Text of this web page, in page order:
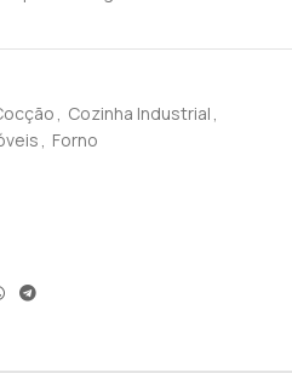
, Cozinha Industrial ,
, Forno